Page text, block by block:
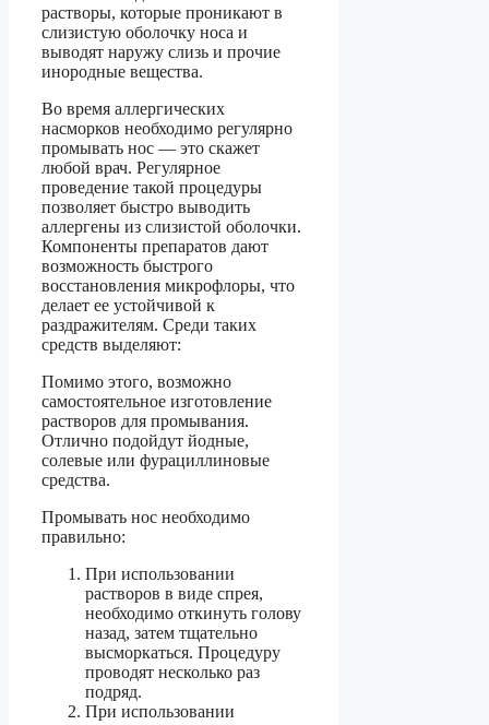
растворы, которые проникают в
слизистую оболочку носа и
выводят наружу слизь и прочие
инородные вещества.
Во время аллергических
насморков необходимо регулярно
промывать нос — это скажет
любой врач. Регулярное
проведение такой процедуры
позволяет быстро выводить
аллергены из слизистой оболочки.
Компоненты препаратов дают
возможность быстрого
восстановления микрофлоры, что
делает ее устойчивой к
раздражителям. Среди таких
средств выделяют:
Помимо этого, возможно
самостоятельное изготовление
растворов для промывания.
Отлично подойдут йодные,
солевые или фурациллиновые
средства.
Промывать нос необходимо
правильно:
При использовании
растворов в виде спрея,
необходимо откинуть голову
назад, затем тщательно
высморкаться. Процедуру
проводят несколько раз
подряд.
При использовании